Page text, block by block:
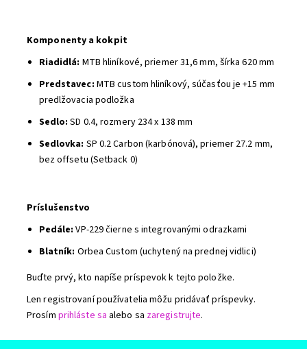
Komponenty a kokpit
Riadidlá: MTB hliníkové, priemer 31,6 mm, šírka 620 mm
Predstavec: MTB custom hliníkový, súčasťou je +15 mm
predlžovacia podložka
Sedlo: SD 0.4, rozmery 234 x 138 mm
Sedlovka: SP 0.2 Carbon (karbónová), priemer 27.2 mm,
bez offsetu (Setback 0)
Príslušenstvo
Pedále: VP-229 čierne s integrovanými odrazkami
Blatník: Orbea Custom (uchytený na prednej vidlici)
Buďte prvý, kto napíše príspevok k tejto položke.
Len registrovaní používatelia môžu pridávať príspevky.
Prosím prihláste sa alebo sa zaregistrujte.